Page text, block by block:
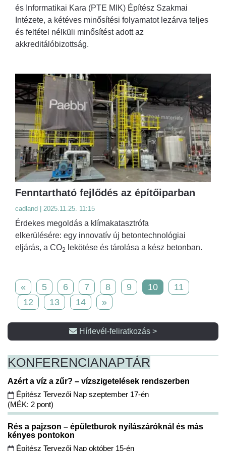
és Informatikai Kara (PTE MIK) Építész Szakmai
Intézete, a kétéves minősítési folyamatot lezárva teljes
és feltétel nélküli minősítést adott az
akkreditálóbizottság.
Fenntartható fejlődés az építőiparban
cadland | 2025.11.25. 11:15
Érdekes megoldás a klímakatasztrófa
elkerülésére: egy innovatív új betontechnológiai
eljárás, a CO2 lekötése és tárolása a kész betonban.
« 5 6 7 8 9 10
11
12
13 14 »
Hírlevél-feliratkozás >
KONFERENCIANAPTÁR
Azért a víz a zűr? – vízszigetelések rendszerben
Építész Tervezői Nap szeptember 17-én
(MÉK: 2 pont)
Rés a pajzson – épületburok nyílászáróknál és más
kényes pontokon
Építész Tervezői Nap október 15-én